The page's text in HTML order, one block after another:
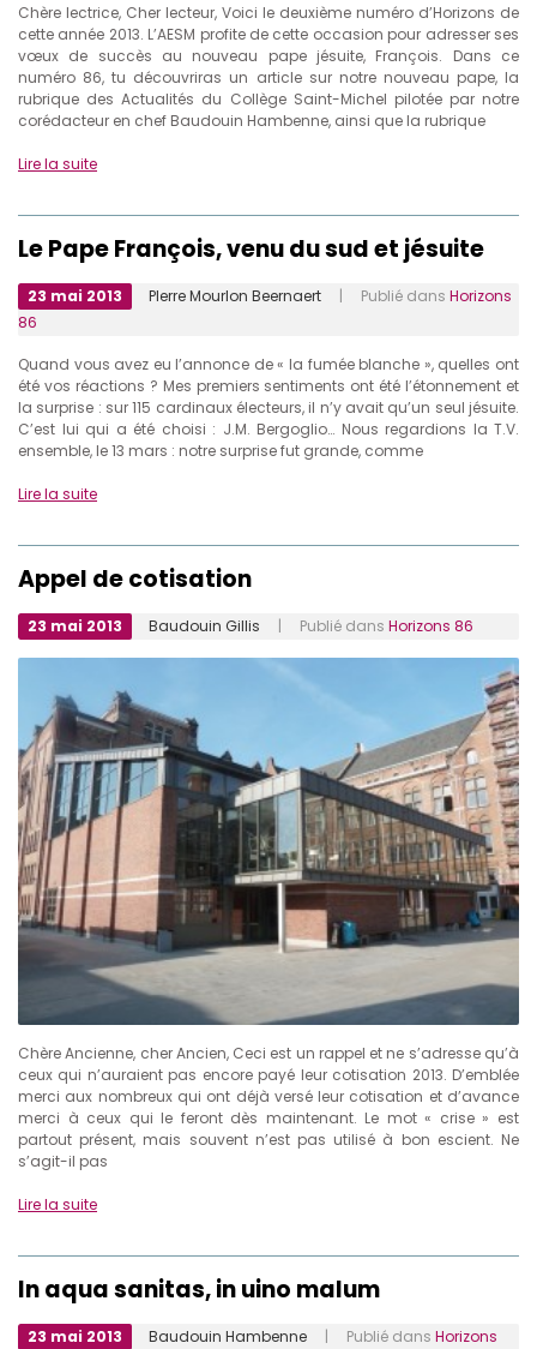
Chère lectrice, Cher lecteur, Voici le deuxième numéro d’Horizons de
cette année 2013. L’AESM profite de cette occasion pour adresser ses
vœux de succès au nouveau pape jésuite, François. Dans ce
numéro 86, tu découvriras un article sur notre nouveau pape, la
rubrique des Actualités du Collège Saint-Michel pilotée par notre
corédacteur en chef Baudouin Hambenne, ainsi que la rubrique
Lire la suite
Le Pape François, venu du sud et jésuite
23 mai 2013 PIerre Mourlon Beernaert | Publié dans Horizons
86
Quand vous avez eu l’annonce de « la fumée blanche », quelles ont
été vos réactions ? Mes premiers sentiments ont été l’étonnement et
la surprise : sur 115 cardinaux électeurs, il n’y avait qu’un seul jésuite.
C’est lui qui a été choisi : J.M. Bergoglio… Nous regardions la T.V.
ensemble, le 13 mars : notre surprise fut grande, comme
Lire la suite
Appel de cotisation
23 mai 2013 Baudouin Gillis | Publié dans Horizons 86
Chère Ancienne, cher Ancien, Ceci est un rappel et ne s’adresse qu’à
ceux qui n’auraient pas encore payé leur cotisation 2013. D’emblée
merci aux nombreux qui ont déjà versé leur cotisation et d’avance
merci à ceux qui le feront dès maintenant. Le mot « crise » est
partout présent, mais souvent n’est pas utilisé à bon escient. Ne
s’agit-il pas
Lire la suite
In aqua sanitas, in uino malum
23 mai 2013 Baudouin Hambenne | Publié dans Horizons